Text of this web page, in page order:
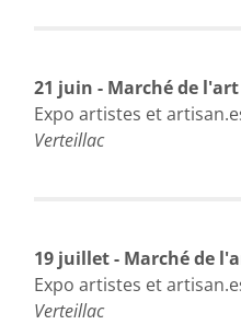
21 juin - Marché de
Expo artistes et
Verteillac
19 juillet - Marché de
Expo artistes et
Verteillac